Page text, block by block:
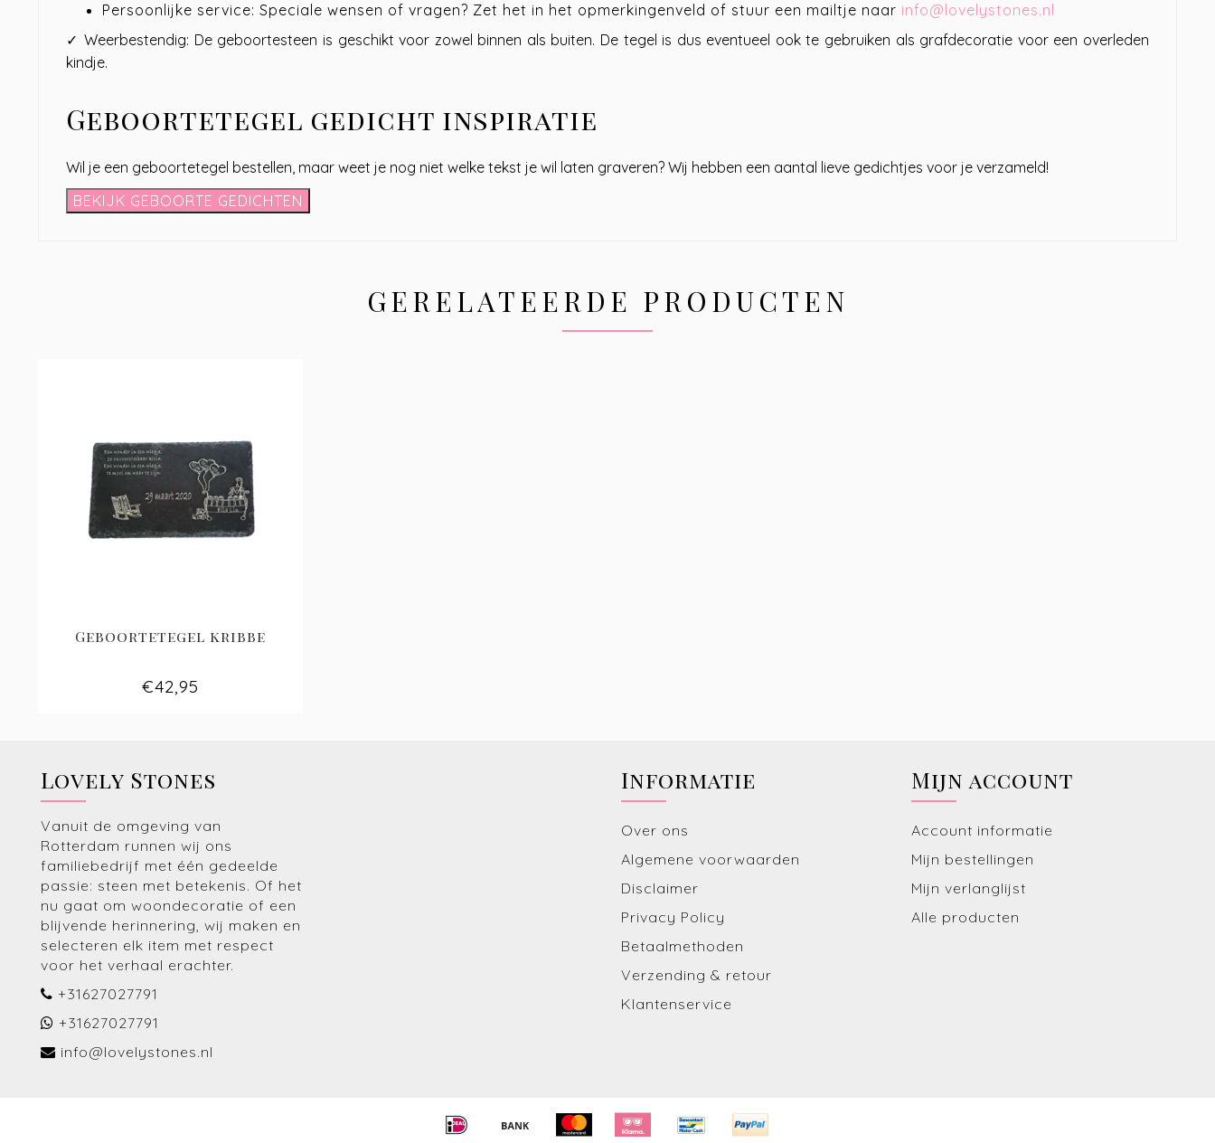
Persoonlijke service: Speciale wensen of vragen? Zet het in het opmerkingenveld of stuur een mailtje naar info@lovelystones.nl
✓ Weerbestendig: De geboortesteen is geschikt voor zowel binnen als buiten. De tegel is dus eventueel ook te gebruiken als grafdecoratie voor een overleden
kindje.
Geboortetegel gedicht inspiratie
Wil je een geboortetegel bestellen, maar weet je nog niet welke tekst je wil laten graveren? Wij hebben een aantal lieve gedichtjes voor je verzameld!
BEKIJK GEBOORTE GEDICHTEN
GERELATEERDE PRODUCTEN
Geboortetegel kribbe
€42,95
Lovely Stones
Vanuit de omgeving van
Rotterdam runnen wij ons
familiebedrijf met één gedeelde
passie: steen met betekenis. Of het
nu gaat om woondecoratie of een
blijvende herinnering, wij maken en
selecteren elk item met respect
voor het verhaal erachter.
+31627027791
+31627027791
info@lovelystones.nl
Informatie
Over ons
Algemene voorwaarden
Disclaimer
Privacy Policy
Betaalmethoden
Verzending & retour
Klantenservice
Mijn account
Account informatie
Mijn bestellingen
Mijn verlanglijst
Alle producten